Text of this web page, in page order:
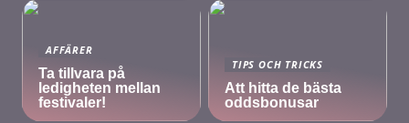
AFFÄRER
Ta tillvara på
ledigheten mellan
festivaler!
TIPS OCH TRICKS
Att hitta de bästa
oddsbonusar